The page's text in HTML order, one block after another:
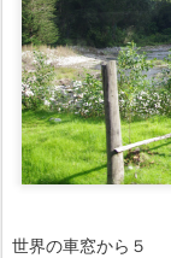
世界の車窓から５